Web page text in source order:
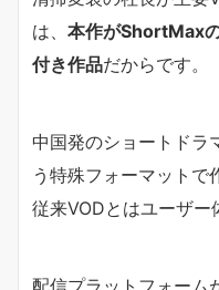
は、 本作がShortMax
付き作品だからです。
中国発のショートドラ
う特殊フォーマットで
従来VODとはユーザー
配信プラットフォーム